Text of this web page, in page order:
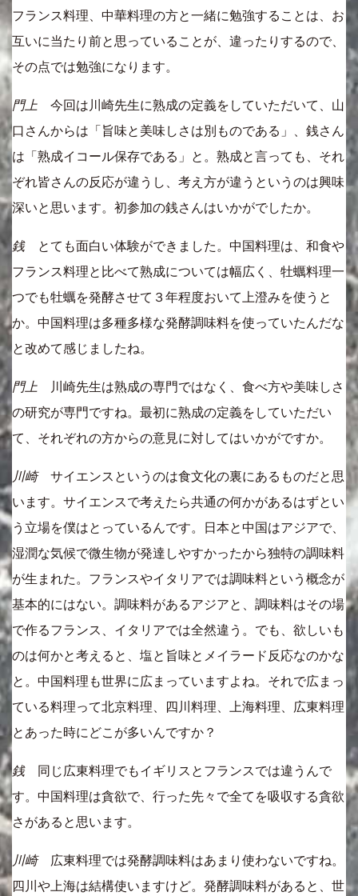
フランス料理、中華料理の方と一緒に勉強することは、お
互いに当たり前と思っていることが、違ったりするので、
その点では勉強になります。
門上 今回は川崎先生に熟成の定義をしていただいて、山
口さんからは「旨味と美味しさは別ものである」、銭さん
は「熟成イコール保存である」と。熟成と言っても、それ
ぞれ皆さんの反応が違うし、考え方が違うというのは興味
深いと思います。初参加の銭さんはいかがでしたか。
銭とても面白い体験ができました。中国料理は、和食や
フランス料理と比べて熟成については幅広く、牡蠣料理一
つでも牡蠣を発酵させて３年程度おいて上澄みを使うと
か。中国料理は多種多様な発酵調味料を使っていたんだな
と改めて感じましたね。
門上 川崎先生は熟成の専門ではなく、食べ方や美味しさ
の研究が専門ですね。最初に熟成の定義をしていただい
て、それぞれの方からの意見に対してはいかがですか。
川崎サイエンスというのは食文化の裏にあるものだと思
います。サイエンスで考えたら共通の何かがあるはずとい
う立場を僕はとっているんです。日本と中国はアジアで、
湿潤な気候で微生物が発達しやすかったから独特の調味料
が生まれた。フランスやイタリアでは調味料という概念が
基本的にはない。調味料があるアジアと、調味料はその場
で作るフランス、イタリアでは全然違う。でも、欲しいも
のは何かと考えると、塩と旨味とメイラード反応なのかな
と。中国料理も世界に広まっていますよね。それで広まっ
ている料理って北京料理、四川料理、上海料理、広東料理
とあった時にどこが多いんですか？
銭同じ広東料理でもイギリスとフランスでは違うんで
す。中国料理は貪欲で、行った先々で全てを吸収する貪欲
さがあると思います。
川崎広東料理では発酵調味料はあまり使わないですね。
四川や上海は結構使いますけど。発酵調味料があると、世